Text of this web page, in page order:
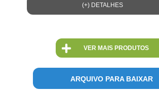
(+) DETALHES
VER MAIS PRODUTOS
ARQUIVO PARA BAIXAR